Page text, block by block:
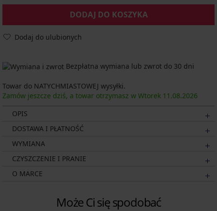
DODAJ DO KOSZYKA
Dodaj do ulubionych
Bezpłatna wymiana lub zwrot do 30 dni
Towar do NATYCHMIASTOWEJ wysyłki.
Zamów jeszcze dziś, a towar otrzymasz w Wtorek 11.08.2026
OPIS
DOSTAWA I PŁATNOŚĆ
WYMIANA
CZYSZCZENIE I PRANIE
O MARCE
Może Ci się spodobać